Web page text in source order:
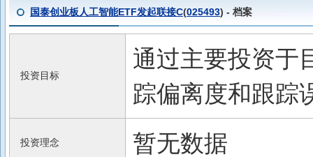
国泰创业板人工智能ETF发起联接C(025493) - 档案
投资目标
通过主要投资于
踪偏离度和跟踪
投资理念 暂无数据